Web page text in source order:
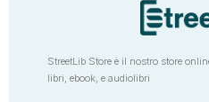
StreetLib Store è il nostro store
libri, ebook, e audiolibri